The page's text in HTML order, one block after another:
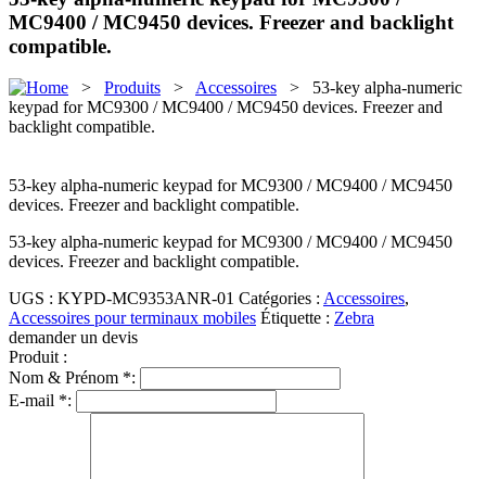
MC9400 / MC9450 devices. Freezer and backlight
compatible.
> Produits > Accessoires > 53-key alpha-numeric
keypad for MC9300 / MC9400 / MC9450 devices. Freezer and
backlight compatible.
53-key alpha-numeric keypad for MC9300 / MC9400 / MC9450
devices. Freezer and backlight compatible.
53-key alpha-numeric keypad for MC9300 / MC9400 / MC9450
devices. Freezer and backlight compatible.
UGS : KYPD-MC9353ANR-01 Catégories : Accessoires,
Accessoires pour terminaux mobiles Étiquette : Zebra
demander un devis
Produit :
Nom & Prénom *:
E-mail *: